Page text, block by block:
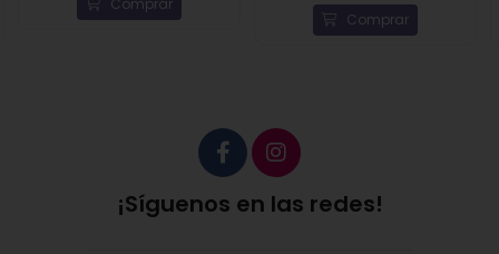
Comprar
¡Síguenos en las redes!